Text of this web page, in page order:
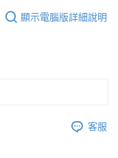
顯示電腦版詳細說明
客服